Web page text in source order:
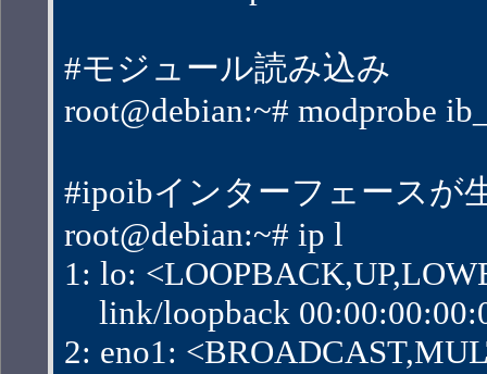
#モジュール読み込み
root@debian:~# modprobe
#ipoibインターフェースが
root@debian:~# ip l
1: lo:
link/loopback
2: eno1: